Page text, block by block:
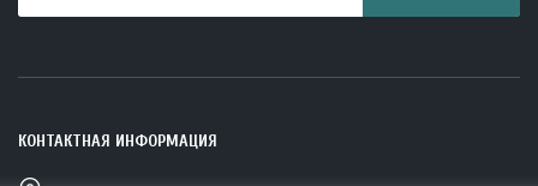
КОНТАКТНАЯ ИНФОРМАЦИЯ